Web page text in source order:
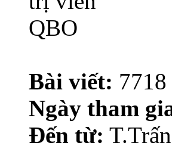
Bài viết: 7718
Ngày tham
Đến từ: